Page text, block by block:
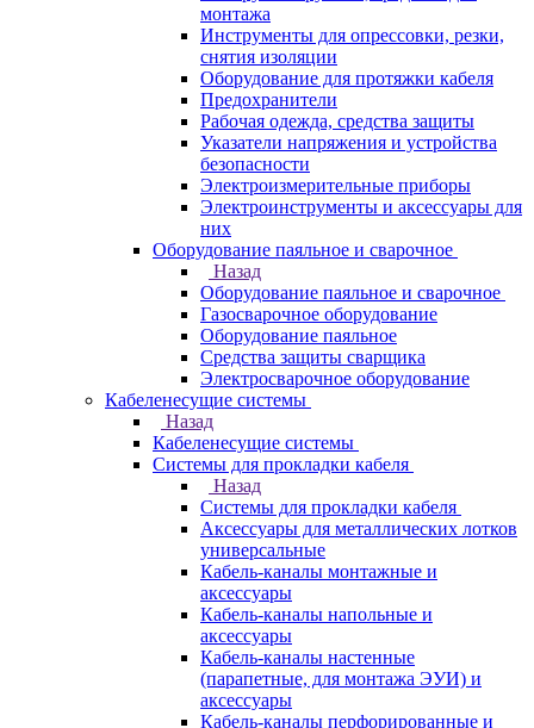
монтажа
Инструменты для опрессовки, резки,
снятия изоляции
Оборудование для протяжки кабеля
Предохранители
Рабочая одежда, средства защиты
Указатели напряжения и устройства
безопасности
Электроизмерительные приборы
Электроинструменты и аксессуары для
них
Оборудование паяльное и сварочное
Назад
Оборудование паяльное и сварочное
Газосварочное оборудование
Оборудование паяльное
Средства защиты сварщика
Электросварочное оборудование
Кабеленесущие системы
Назад
Кабеленесущие системы
Системы для прокладки кабеля
Назад
Системы для прокладки кабеля
Аксессуары для металлических лотков
универсальные
Кабель-каналы монтажные и
аксессуары
Кабель-каналы напольные и
аксессуары
Кабель-каналы настенные
(парапетные, для монтажа ЭУИ) и
аксессуары
Кабель-каналы перфорированные и